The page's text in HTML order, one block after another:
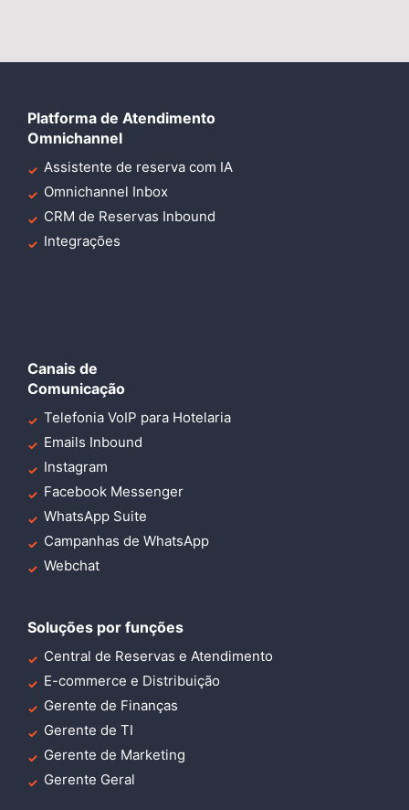
Platforma de Atendimento
Omnichannel
Assistente de reserva com IA
Omnichannel Inbox
CRM de Reservas Inbound
Integrações
Canais de
Comunicação
Telefonia VoIP para Hotelaria
Emails Inbound
Instagram
Facebook Messenger
WhatsApp Suite
Campanhas de WhatsApp
Webchat
Soluções por funções
Central de Reservas e Atendimento
E-commerce e Distribuição
Gerente de Finanças
Gerente de TI
Gerente de Marketing
Gerente Geral